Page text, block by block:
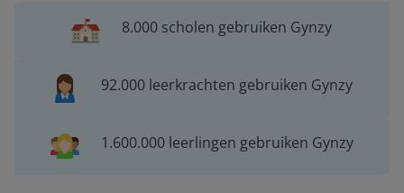
8.000 scholen gebruiken Gynzy
92.000 leerkrachten gebruiken Gynzy
1.600.000 leerlingen gebruiken Gynzy